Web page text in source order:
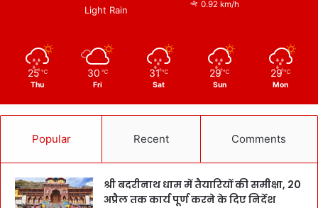
Light Rain 0.92 km/h
25 ℃
Thu
30 ℃
Fri
31 ℃
Sat
29 ℃
Sun
29 ℃
Mon
Popular Recent Comments
श्री बदरीनाथ धाम में तैयारियों की समीक्षा, 20
अप्रैल तक कार्य पूर्ण करने के दिए निर्देश